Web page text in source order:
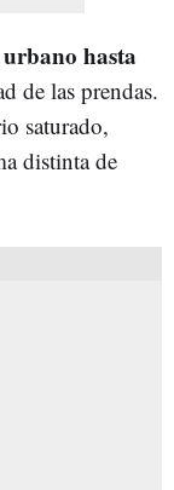
hasta
de las prendas.
saturado,
distinta de